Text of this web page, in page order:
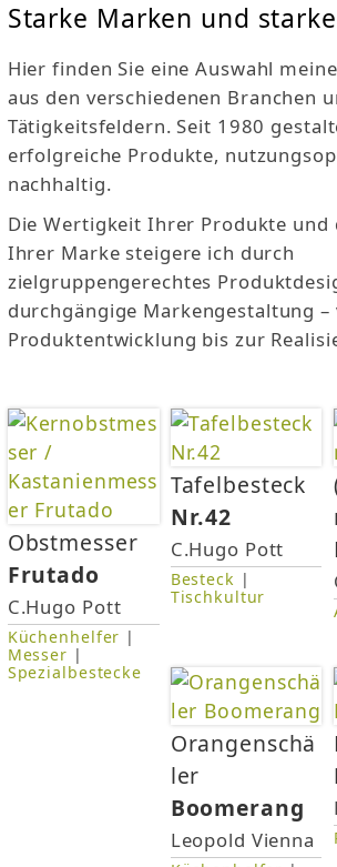
i
e
s
i
n
d
h
e
r
Starke Marken und
Hier finden Sie eine Auswahl
aus den verschiedenen Branchen
Tätigkeitsfeldern. Seit 1980
erfolgreiche Produkte,
nachhaltig.
Die Wertigkeit Ihrer Produkte und
Ihrer Marke steigere ich durch
zielgruppengerechtes
durchgängige Markengestaltung –
Produktentwicklung bis zur
Obstmesser
Frutado
C.Hugo Pott
Küchenhelfer |
Messer |
Spezialbestecke
Tafelbesteck
Nr.42
C.Hugo Pott
Besteck |
Tischkultur
Orangenschä
ler
Boomerang
Leopold Vienna
S
e
i
t
e
n